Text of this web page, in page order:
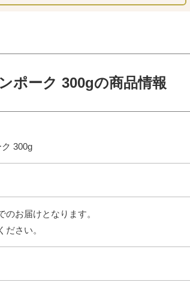
ポーク 300gの商品情報
300g
お届けとなります。
さい。